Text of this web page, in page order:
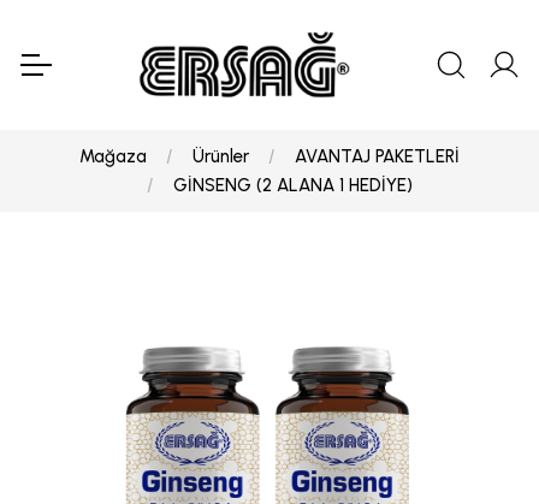
Mağaza Ürünler
AVANTAJ PAKETLERİ
GİNSENG (2 ALANA 1 HEDİYE)